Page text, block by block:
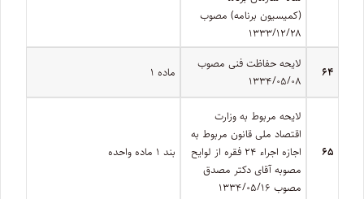
(کمیسیون برنامه) مصوب
۱۳۳۳/۱۲/۲۸
۶۴
لایحه حفاظت فنی مصوب
۱۳۳۴/۰۵/۰۸
ماده ۱
۶۵
لایحه مربوط به وزارت
اقتصاد ملی قانون مربوط به
اجازه اجراء ۲۴ فقره از لوایح
مصوبه آقای دکتر مصدق
مصوب ۱۳۳۴/۰۵/۱۶
بند ۱ ماده واحده